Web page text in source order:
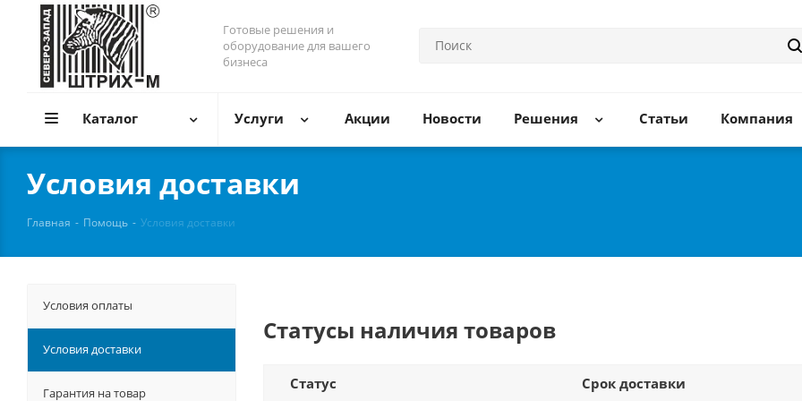
Готовые решения и
оборудование для вашего
бизнеса
Каталог Услуги Акции Новости Решения Статьи Компания
Условия доставки
Главная - Помощь - Условия доставки
Статусы наличия товаров
Статус Срок доставки
Условия оплаты
Условия доставки
Гарантия на товар